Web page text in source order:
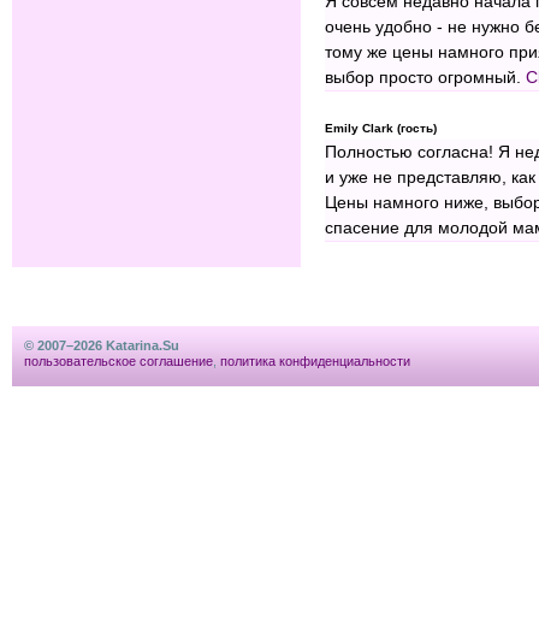
очень удобно - не нужно
тому же цены намного
выбор просто огромный.
Emily Clark (гость)
Полностью согласна! Я
и уже не представляю,
Цены намного ниже,
спасение для молодой
© 2007–2026 Katarina.Su
пользовательское соглашение политика конфиденциальности